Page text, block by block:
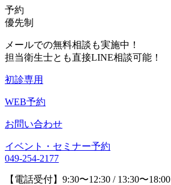
予約
優先制
メールでの無料相談も実施中！
担当衛生士とも直接LINE相談可能！
初診専用
WEB予約
お問い合わせ
イベント・セミナー予約
049-254-2177
【電話受付】9:30〜12:30 / 13:30〜18:00